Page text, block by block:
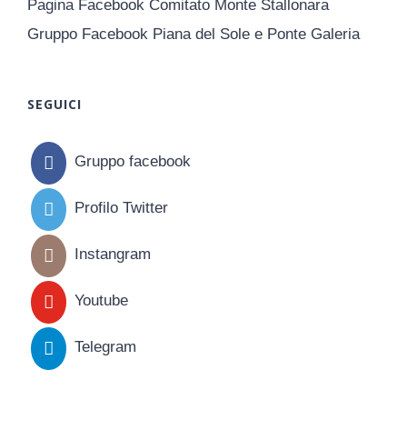
Pagina Facebook Comitato Monte Stallonara
Gruppo Facebook Piana del Sole e Ponte Galeria
SEGUICI
Gruppo facebook
Profilo Twitter
Instangram
Youtube
Telegram